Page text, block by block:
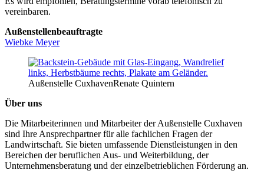
vereinbaren.
Außenstellenbeauftragte
Wiebke Meyer
Außenstelle CuxhavenRenate Quintern
Über uns
Die Mitarbeiterinnen und Mitarbeiter der Außenstelle Cuxhaven
sind Ihre Ansprechpartner für alle fachlichen Fragen der
Landwirtschaft. Sie bieten umfassende Dienstleistungen in den
Bereichen der beruflichen Aus- und Weiterbildung, der
Unternehmensberatung und der einzelbetrieblichen Förderung an.